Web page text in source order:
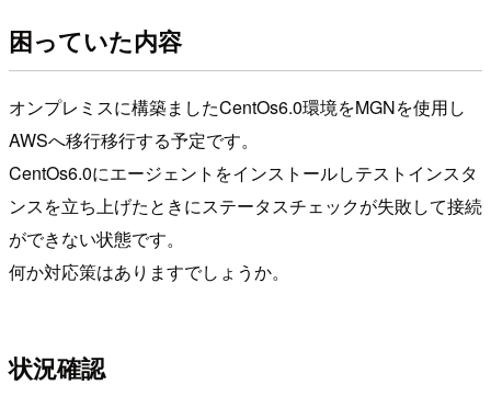
困っていた内容
オンプレミスに構築ましたCentOs6.0環境をMGNを使用し
AWSへ移行移行する予定です。
CentOs6.0にエージェントをインストールしテストインスタ
ンスを立ち上げたときにステータスチェックが失敗して接続
ができない状態です。
何か対応策はありますでしょうか。
状況確認